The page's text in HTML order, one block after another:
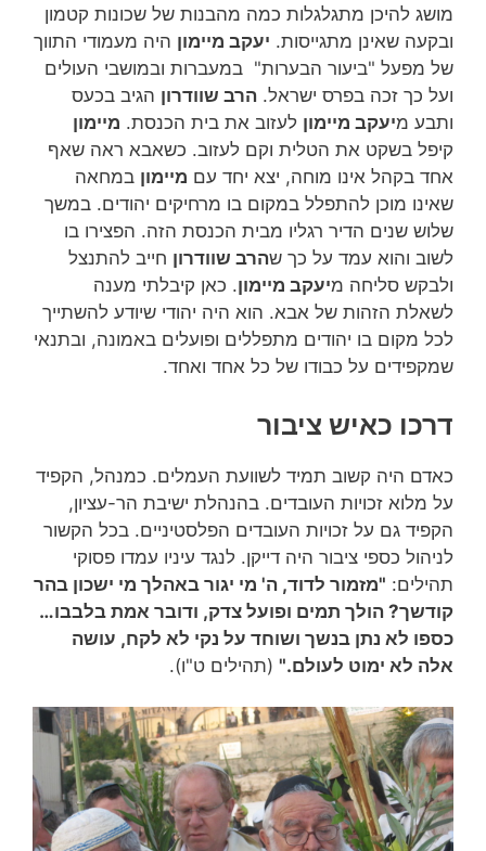
מושג להיכן מתגלגלות כמה מהבנות של שכונות קטמון
ובקעה שאינן מתגייסות. יעקב מיימון היה מעמודי התווך
של מפעל "ביעור הבערות" במעברות ובמושבי העולים
ועל כך זכה בפרס ישראל. הרב שוודרון הגיב בכעס
ותבע מיעקב מיימון לעזוב את בית הכנסת. מיימון
קיפל בשקט את הטלית וקם לעזוב. כשאבא ראה שאף
אחד בקהל אינו מוחה, יצא יחד עם מיימון במחאה
שאינו מוכן להתפלל במקום בו מרחיקים יהודים. במשך
שלוש שנים הדיר רגליו מבית הכנסת הזה. הפצירו בו
לשוב והוא עמד על כך שהרב שוודרון חייב להתנצל
ולבקש סליחה מיעקב מיימון. כאן קיבלתי מענה
לשאלת הזהות של אבא. הוא היה יהודי שיודע להשתייך
לכל מקום בו יהודים מתפללים ופועלים באמונה, ובתנאי
שמקפידים על כבודו של כל אחד ואחד.
דרכו כאיש ציבור
כאדם היה קשוב תמיד לשוועת העמלים. כמנהל, הקפיד
על מלוא זכויות העובדים. בהנהלת ישיבת הר-עציון,
הקפיד גם על זכויות העובדים הפלסטיניים. בכל הקשור
לניהול כספי ציבור היה דייקן. לנגד עיניו עמדו פסוקי
תהילים: "מזמור לדוד, ה' מי יגור באהלך מי ישכון בהר
קודשך? הולך תמים ופועל צדק, ודובר אמת בלבבו…
כספו לא נתן בנשך ושוחד על נקי לא לקח, עושה
אלה לא ימוט לעולם." (תהילים ט"ו).